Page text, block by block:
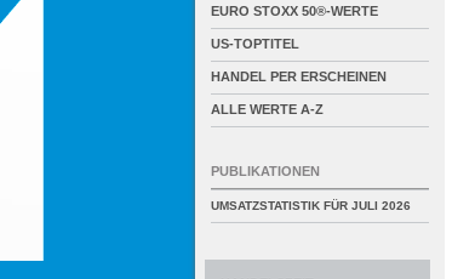
EURO STOXX 50®-WERTE
US-TOPTITEL
HANDEL PER ERSCHEINEN
ALLE WERTE A-Z
PUBLIKATIONEN
UMSATZSTATISTIK FÜR JULI 2026